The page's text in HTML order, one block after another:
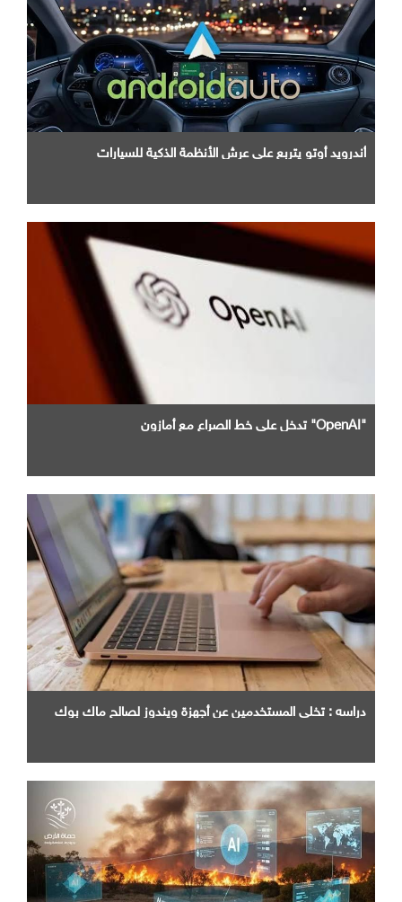
أندرويد أوتو يتربع علي عرش الأنظمة الذكية للسيارات
"OpenAI" تدخل علي خط الصراع مع أمازون
دراسه : تخلي المستخدمين عن أجهزة ويندوز لصالح ماك بوك